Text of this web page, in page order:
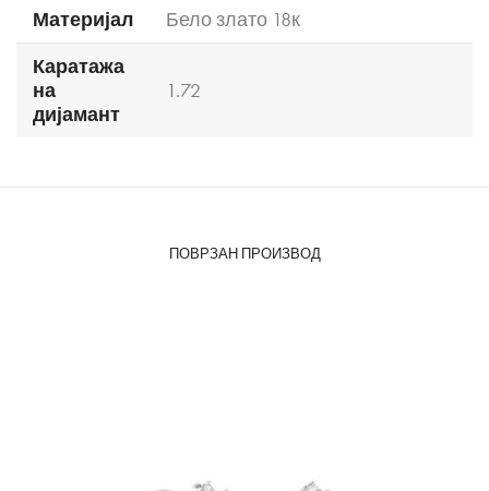
Материјал
Бело злато 18к
Каратажа
на
дијамант
1.72
ПОВРЗАН ПРОИЗВОД